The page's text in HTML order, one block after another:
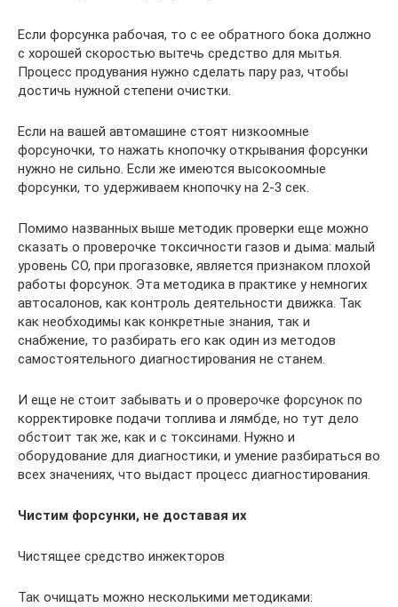
Если форсунка рабочая, то с ее обратного бока должно
с хорошей скоростью вытечь средство для мытья.
Процесс продувания нужно сделать пару раз, чтобы
достичь нужной степени очистки.
Если на вашей автомашине стоят низкоомные
форсуночки, то нажать кнопочку открывания форсунки
нужно не сильно. Если же имеются высокоомные
форсунки, то удерживаем кнопочку на 2-3 сек.
Помимо названных выше методик проверки еще можно
сказать о проверочке токсичности газов и дыма: малый
уровень СО, при прогазовке, является признаком плохой
работы форсунок. Эта методика в практике у немногих
автосалонов, как контроль деятельности движка. Так
как необходимы как конкретные знания, так и
снабжение, то разбирать его как один из методов
самостоятельного диагностирования не станем.
И еще не стоит забывать и о проверочке форсунок по
корректировке подачи топлива и лямбде, но тут дело
обстоит так же, как и с токсинами. Нужно и
оборудование для диагностики, и умение разбираться во
всех значениях, что выдаст процесс диагностирования.
Чистим форсунки, не доставая их
Чистящее средство инжекторов
Так очищать можно несколькими методиками: